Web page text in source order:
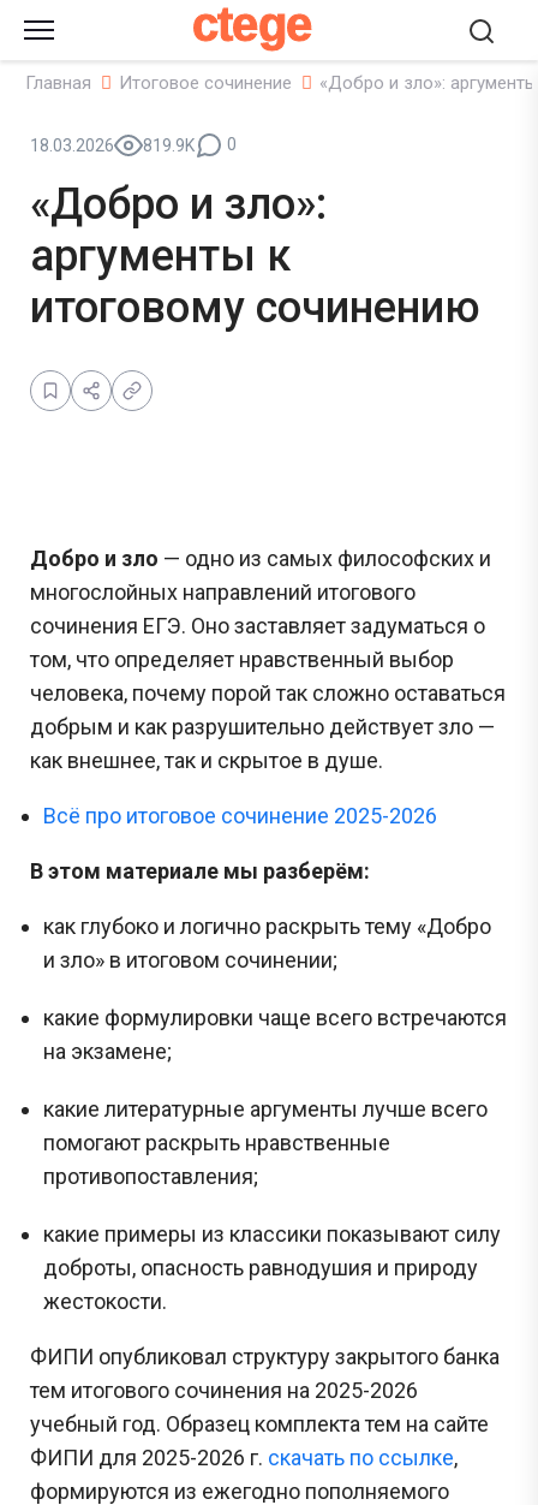
ctege
Главная Итоговое сочинение «Добро и зло»:
18.03.2026 819.9K 0
«Добро и зло»:
аргументы к
итоговому сочинению
Добро и зло — одно из самых философских и
многослойных направлений итогового
сочинения ЕГЭ. Оно заставляет задуматься о
том, что определяет нравственный выбор
человека, почему порой так сложно оставаться
добрым и как разрушительно действует зло —
как внешнее, так и скрытое в душе.
Всё про итоговое сочинение 2025-2026
В этом материале мы разберём:
как глубоко и логично раскрыть тему «Добро
и зло» в итоговом сочинении;
какие формулировки чаще всего встречаются
на экзамене;
какие литературные аргументы лучше всего
помогают раскрыть нравственные
противопоставления;
какие примеры из классики показывают силу
доброты, опасность равнодушия и природу
жестокости.
ФИПИ опубликовал структуру закрытого банка
тем итогового сочинения на 2025-2026
учебный год. Образец комплекта тем на сайте
ФИПИ для 2025-2026 г. скачать по ссылке,
формируются из ежегодно пополняемого